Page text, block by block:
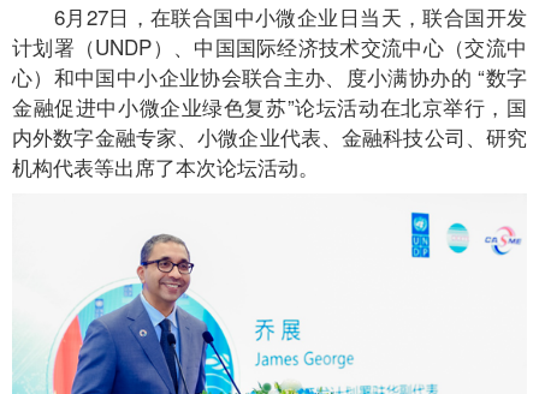
6月27日，在联合国中小微企业日当天，联合国开发
计划署（UNDP）、中国国际经济技术交流中心（交流中
心）和中国中小企业协会联合主办、度小满协办的 “数字
金融促进中小微企业绿色复苏”论坛活动在北京举行，国
内外数字金融专家、小微企业代表、金融科技公司、研究
机构代表等出席了本次论坛活动。